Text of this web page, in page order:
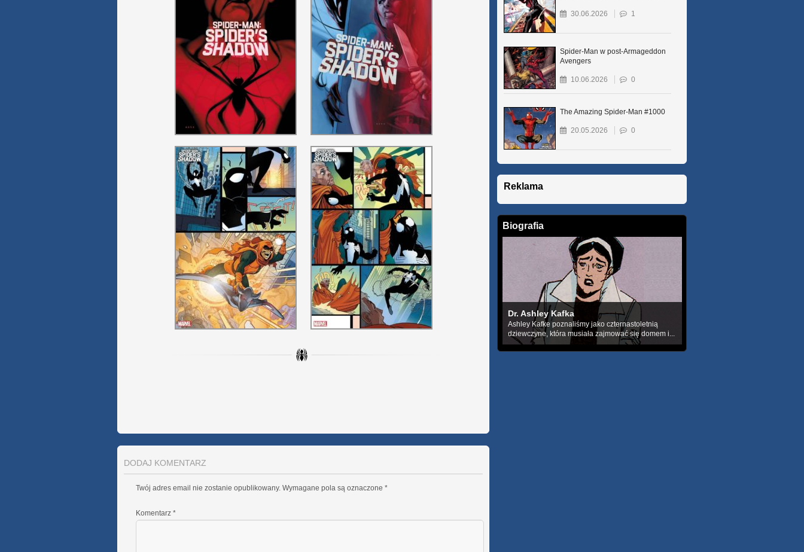
DODAJ KOMENTARZ
Twój adres email nie zostanie opublikowany. Wymagane pola są oznaczone *
Komentarz *
30.06.2026 1
Spider-Man w post-Armageddon
Avengers
10.06.2026 0
The Amazing Spider-Man #1000
20.05.2026 0
Reklama
Biografia
Dr. Ashley Kafka
Ashley Kafke poznaliśmy jako czternastoletnią
dziewczyne, która musiała zajmować się domem i...